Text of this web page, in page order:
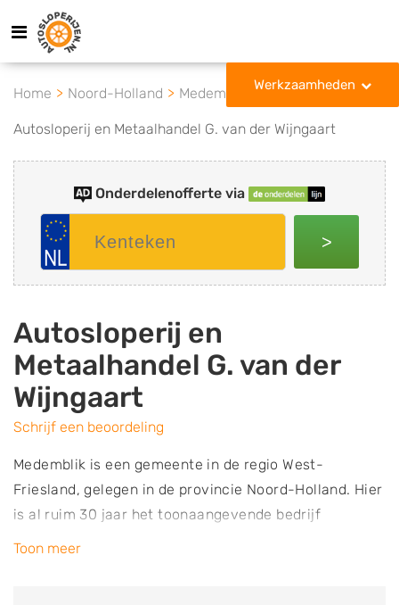
Werkzaamheden
Home Noord-Holland Medemblik
Autosloperij en Metaalhandel G. van der Wijngaart
Onderdelenofferte via
>
Autosloperij en
Metaalhandel G. van der
Wijngaart
Schrijf een beoordeling
Medemblik is een gemeente in de regio West-
Friesland, gelegen in de provincie Noord-Holland. Hier
is al ruim 30 jaar het toonaangevende bedrijf
Autosloperij en Metaalhandel G. van der Wijngaart op
Toon meer